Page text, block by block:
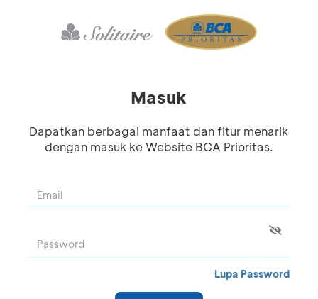
Masuk
Dapatkan berbagai manfaat dan fitur menarik
dengan masuk ke Website BCA Prioritas.
Lupa Password